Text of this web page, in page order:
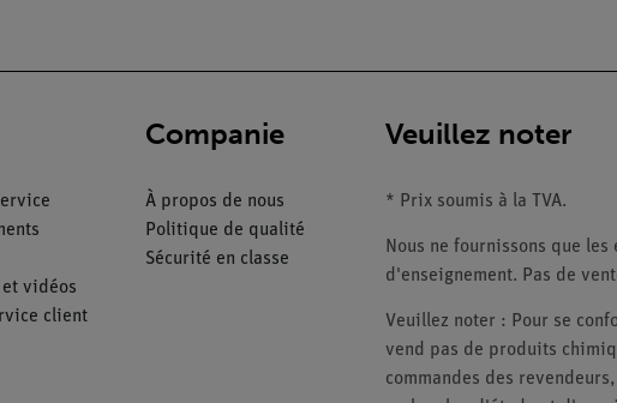
vidéos
client
Companie
À propos de nous
Politique de qualité
Sécurité en classe
Veuillez noter
* Prix soumis à la TVA.
Nous ne fournissons que
d'enseignement. Pas de
Veuillez noter : Pour se
vend pas de produits
commandes des